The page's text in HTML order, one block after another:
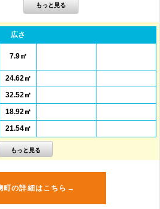
広さ
7.9㎡
24.62㎡
32.52㎡
18.92㎡
21.54㎡
町の詳細はこちら→